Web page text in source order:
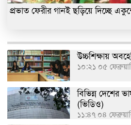
প্রভাত ফেরীর গানই ছড়িয়ে দিচ্ছে
উচ্চশিক্ষায়
১০:২১ ০৫
বিভিন্ন দেশের
(ভিডিও)
১১:৪৭ ০৪